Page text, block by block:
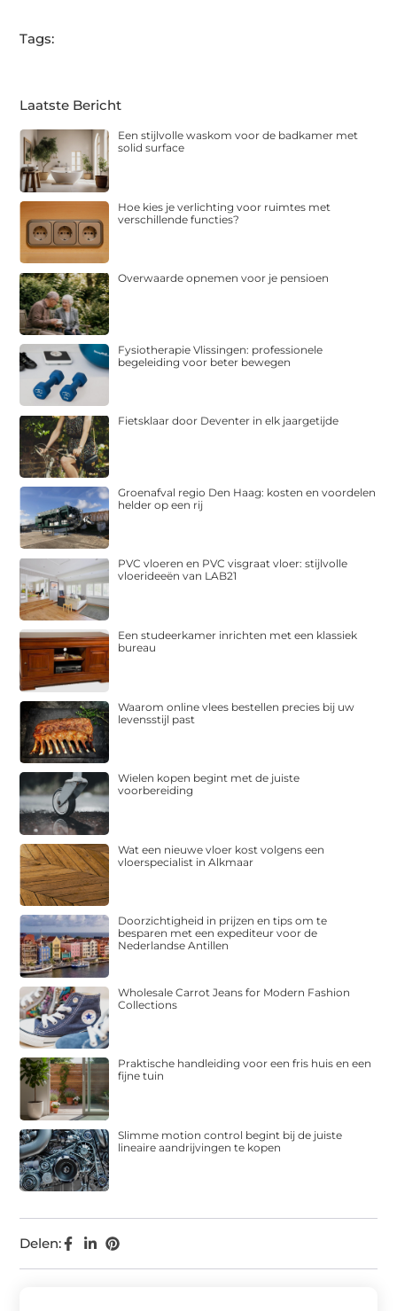
Tags:
Delen:
Laatste Bericht
Een stijlvolle waskom voor de badkamer met
solid surface
Hoe kies je verlichting voor ruimtes met
verschillende functies?
Overwaarde opnemen voor je pensioen
Fysiotherapie Vlissingen: professionele
begeleiding voor beter bewegen
Fietsklaar door Deventer in elk jaargetijde
Groenafval regio Den Haag: kosten en voordelen
helder op een rij
PVC vloeren en PVC visgraat vloer: stijlvolle
vloerideeën van LAB21
Een studeerkamer inrichten met een klassiek
bureau
Waarom online vlees bestellen precies bij uw
levensstijl past
Wielen kopen begint met de juiste
voorbereiding
Wat een nieuwe vloer kost volgens een
vloerspecialist in Alkmaar
Doorzichtigheid in prijzen en tips om te
besparen met een expediteur voor de
Nederlandse Antillen
Wholesale Carrot Jeans for Modern Fashion
Collections
Praktische handleiding voor een fris huis en een
fijne tuin
Slimme motion control begint bij de juiste
lineaire aandrijvingen te kopen